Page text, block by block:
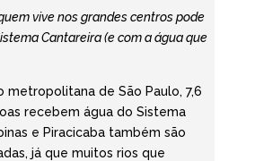
vive nos grandes centros pode
Cantareira (e com a água que
metropolitana de São Paulo, 7,6
recebem água do Sistema
e Piracicaba também são
já que muitos rios que